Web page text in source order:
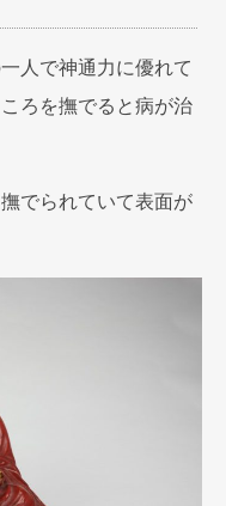
人で神通力に優れて
ろを撫でると病が治
でられていて表面が